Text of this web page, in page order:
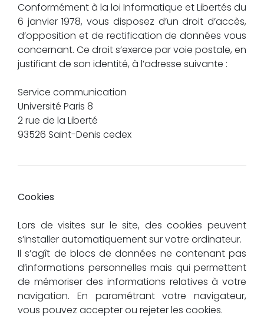
Conformément à la loi Informatique et Libertés du
6 janvier 1978, vous disposez d’un droit d’accès,
d’opposition et de rectification de données vous
concernant. Ce droit s’exerce par voie postale, en
justifiant de son identité, à l’adresse suivante :
Service communication
Université Paris 8
2 rue de la Liberté
93526 Saint-Denis cedex
Cookies
Lors de visites sur le site, des cookies peuvent
s’installer automatiquement sur votre ordinateur.
Il s’agît de blocs de données ne contenant pas
d’informations personnelles mais qui permettent
de mémoriser des informations relatives à votre
navigation. En paramétrant votre navigateur,
vous pouvez accepter ou rejeter les cookies.